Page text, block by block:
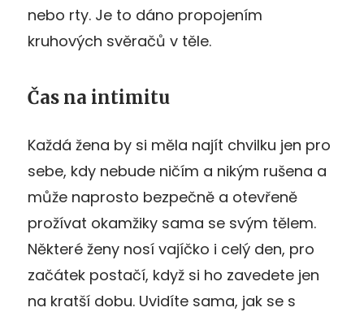
nebo rty. Je to dáno propojením
kruhových svěračů v těle.
Čas na intimitu
Každá žena by si měla najít chvilku jen pro
sebe, kdy nebude ničím a nikým rušena a
může naprosto bezpečně a otevřeně
prožívat okamžiky sama se svým tělem.
Některé ženy nosí vajíčko i celý den, pro
začátek postačí, když si ho zavedete jen
na kratší dobu. Uvidíte sama, jak se s